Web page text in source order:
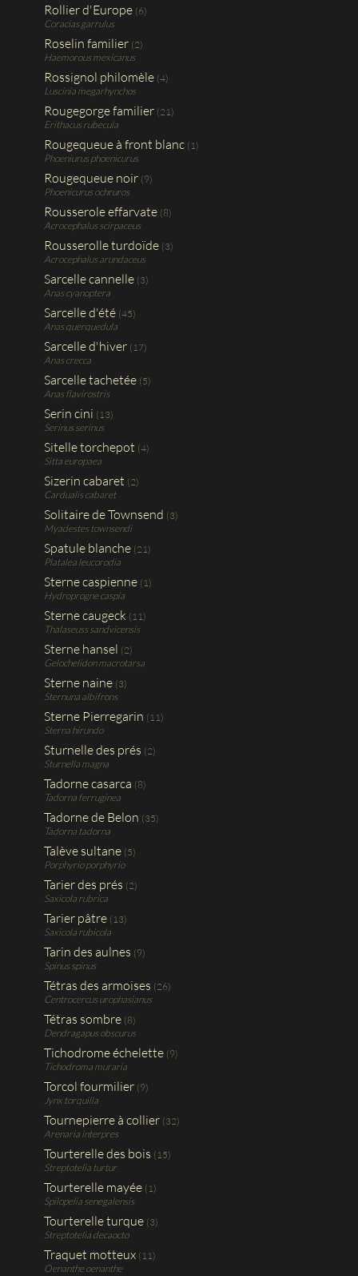
Rollier d'Europe (6)
Coracias garrulus
Roselin familier (2)
Haemorous mexicanus
Rossignol philomèle (4)
Luscinia megarhynchos
Rougegorge familier (21)
Erithacus rubecula
Rougequeue à front blanc (1)
Phoeniurus phoenicurus
Rougequeue noir (9)
Phoenicurus ochruros
Rousserole effarvate (8)
Acrocephalus scirpaceus
Rousserolle turdoïde (3)
Acrocephalus arundaceus
Sarcelle cannelle (3)
Anas cyanoptera
Sarcelle d'été (45)
Anas querquedula
Sarcelle d'hiver (17)
Anas crecca
Sarcelle tachetée (5)
Anas flavirostris
Serin cini (13)
Serinus serinus
Sitelle torchepot (4)
Sitta europaea
Sizerin cabaret (2)
Cardualis cabaret
Solitaire de Townsend (3)
Myadestes townsendi
Spatule blanche (21)
Platalea leucorodia
Sterne caspienne (1)
Hydroprogne caspia
Sterne caugeck (11)
Thalaseuss sandvicensis
Sterne hansel (2)
Gelochelidon macrotarsa
Sterne naine (3)
Sternuna albifrons
Sterne Pierregarin (11)
Sterna hirundo
Sturnelle des prés (2)
Sturnella magna
Tadorne casarca (8)
Tadorna ferruginea
Tadorne de Belon (35)
Tadorna tadorna
Talève sultane (5)
Porphyrio porphyrio
Tarier des prés (2)
Saxicola rubrica
Tarier pâtre (13)
Saxicola rubicola
Tarin des aulnes (9)
Spinus spinus
Tétras des armoises (26)
Centrocercus urophasianus
Tétras sombre (8)
Dendragapus obscurus
Tichodrome échelette (9)
Tichodroma muraria
Torcol fourmilier (9)
Jynx torquilla
Tournepierre à collier (32)
Arenaria interpres
Tourterelle des bois (15)
Streptotelia turtur
Tourterelle mayée (1)
Spilopelia senegalensis
Tourterelle turque (3)
Streptotelia decaocto
Traquet motteux (11)
Oenanthe oenanthe